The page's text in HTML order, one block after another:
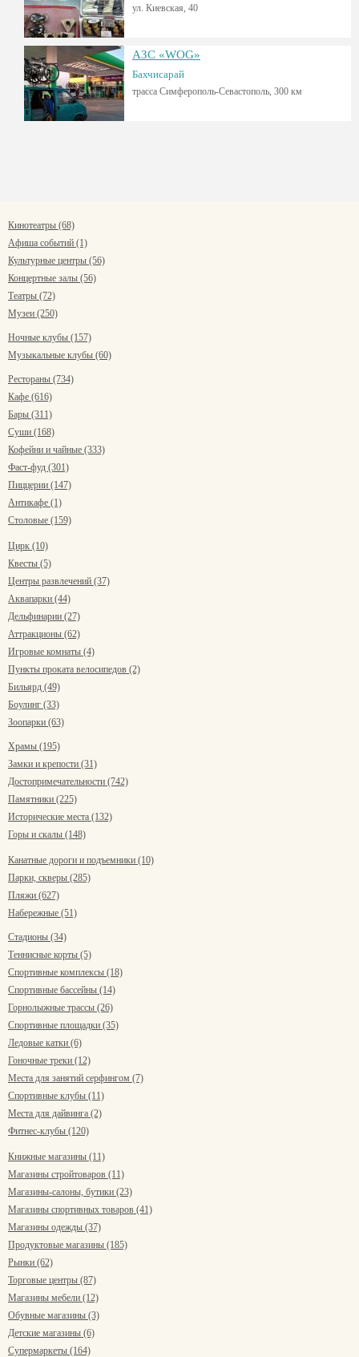
ул. Киевская, 40
АЗС «WOG»
Бахчисарай
трасса Симферополь-Севастополь, 300 км
Кинотеатры (68)
Афиша событий (1)
Культурные центры (56)
Концертные залы (56)
Театры (72)
Музеи (250)
Ночные клубы (157)
Музыкальные клубы (60)
Рестораны (734)
Кафе (616)
Бары (311)
Суши (168)
Кофейни и чайные (333)
Фаст-фуд (301)
Пиццерии (147)
Антикафе (1)
Столовые (159)
Цирк (10)
Квесты (5)
Центры развлечений (37)
Аквапарки (44)
Дельфинарии (27)
Аттракционы (62)
Игровые комнаты (4)
Пункты проката велосипедов (2)
Бильярд (49)
Боулинг (33)
Зоопарки (63)
Храмы (195)
Замки и крепости (31)
Достопримечательности (742)
Памятники (225)
Исторические места (132)
Горы и скалы (148)
Канатные дороги и подъемники (10)
Парки, скверы (285)
Пляжи (627)
Набережные (51)
Стадионы (34)
Теннисные корты (5)
Спортивные комплексы (18)
Спортивные бассейны (14)
Горнолыжные трассы (26)
Спортивные площадки (35)
Ледовые катки (6)
Гоночные треки (12)
Места для занятий серфингом (7)
Спортивные клубы (11)
Места для дайвинга (2)
Фитнес-клубы (120)
Книжные магазины (11)
Магазины стройтоваров (11)
Магазины-салоны, бутики (23)
Магазины спортивных товаров (41)
Магазины одежды (37)
Продуктовые магазины (185)
Рынки (62)
Торговые центры (87)
Магазины мебели (12)
Обувные магазины (3)
Детские магазины (6)
Супермаркеты (164)